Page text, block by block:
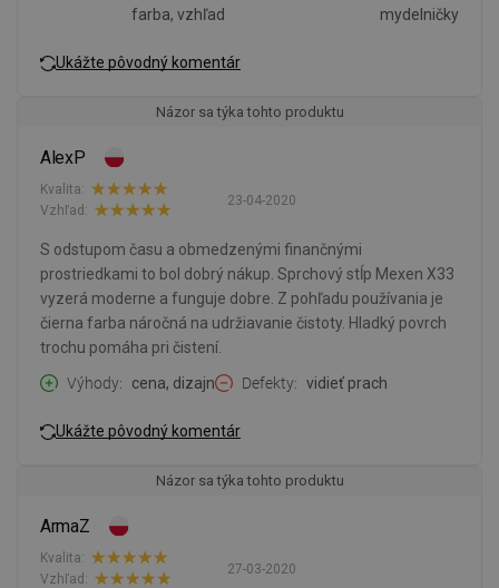
farba, vzhľad
mydelničky
Ukážte pôvodný komentár
Názor sa týka tohto produktu
AlexP
23-04-2020
Kvalita:
Vzhľad:
S odstupom času a obmedzenými finančnými
prostriedkami to bol dobrý nákup. Sprchový stĺp Mexen X33
vyzerá moderne a funguje dobre. Z pohľadu používania je
čierna farba náročná na udržiavanie čistoty. Hladký povrch
trochu pomáha pri čistení.
Výhody
cena, dizajn Defekty vidieť prach
Ukážte pôvodný komentár
Názor sa týka tohto produktu
ArmaZ
27-03-2020
Kvalita:
Vzhľad: